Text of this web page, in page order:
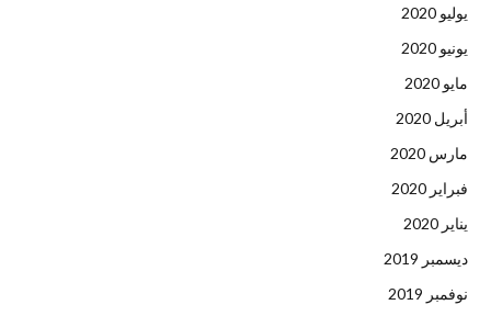
يوليو 2020
يونيو 2020
مايو 2020
أبريل 2020
مارس 2020
فبراير 2020
يناير 2020
ديسمبر 2019
نوفمبر 2019